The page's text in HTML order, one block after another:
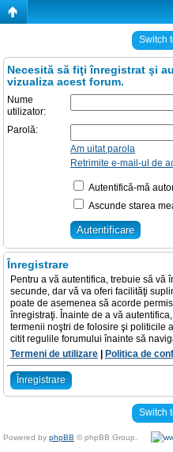
Switch
Necesită să fiţi înregistrat şi
vizualiza acest forum.
Nume
utilizator:
Parolă:
Am uitat parola
Retrimite e-mail-ul de
Autentifică-mă
Ascunde starea
Înregistrare
Pentru a vă autentifica, trebuie să vă
secunde, dar vă va oferi facilităţi
poate de asemenea să acorde
înregistraţi. Înainte de a vă
termenii noştri de folosire şi politicile
citit regulile forumului înainte să
Termeni de utilizare
Politica de
Înregistrare
Switch
Powered by phpBB © phpBB Group.